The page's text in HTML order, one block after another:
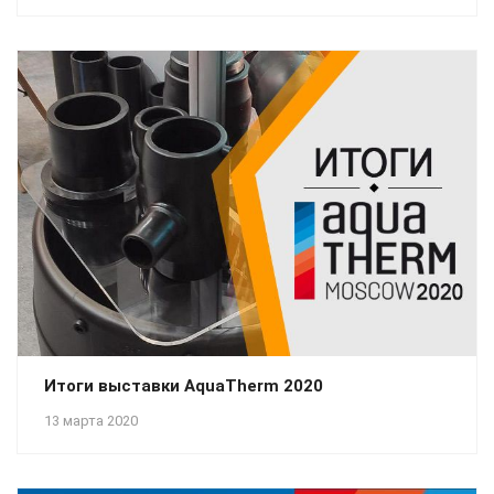
13 марта 2020
Итоги выставки AquaTherm 2020